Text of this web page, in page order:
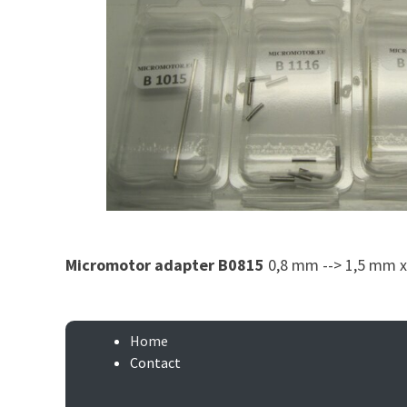
Micromotor adapter B0815 0,8 mm --> 1,5 mm
Home
Contact